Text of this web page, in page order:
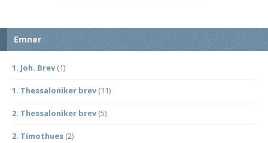
Emner
1. Joh. Brev (1)
1. Thessaloniker brev (11)
2. Thessaloniker brev (5)
2. Timothues (2)